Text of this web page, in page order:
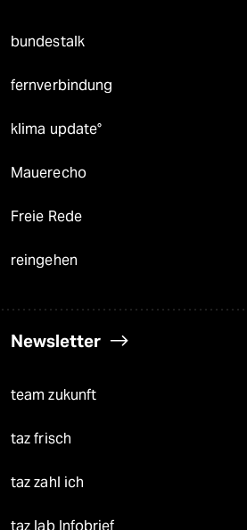
bundestalk
fernverbindung
klima update°
Mauerecho
Freie Rede
reingehen
Newsletter
team zukunft
taz frisch
taz zahl ich
taz lab Infobrief